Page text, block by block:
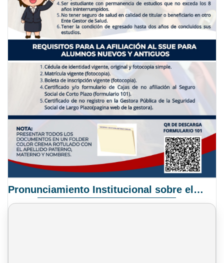
Pronunciamiento Institucional sobre el Proyecto de Ley N° 068/2025-2026 C.S.